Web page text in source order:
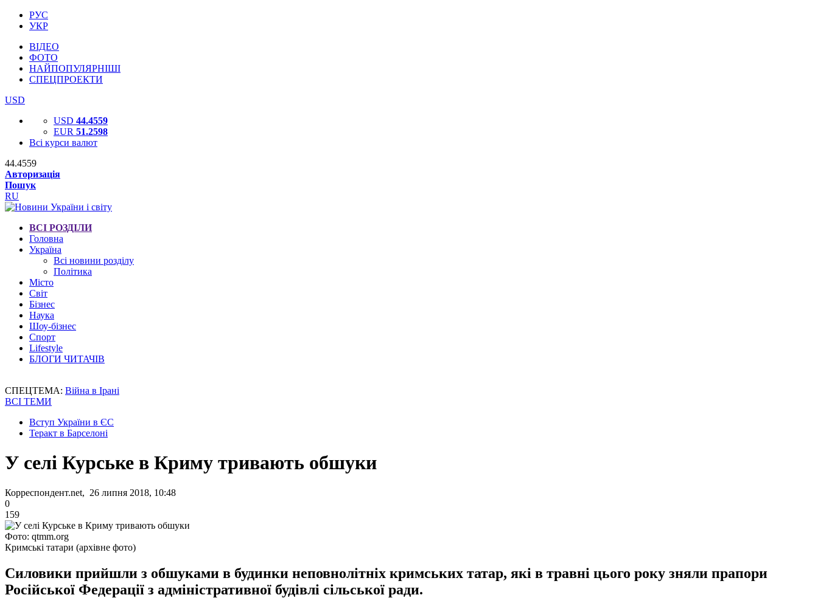
РУС
УКР
ВІДЕО
ФОТО
НАЙПОПУЛЯРНІШІ
СПЕЦПРОЕКТИ
USD
USD 44.4559
EUR 51.2598
Всі курси валют
44.4559
Авторизація
Пошук
RU
ВСІ РОЗДІЛИ
Головна
Україна
Всі новини розділу
Політика
Місто
Світ
Бізнес
Наука
Шоу-бізнес
Спорт
Lifestyle
БЛОГИ ЧИТАЧІВ
СПЕЦТЕМА: Війна в Ірані
ВСІ ТЕМИ
Вступ України в ЄС
Теракт в Барселоні
У селі Курське в Криму тривають обшуки
Корреспондент.net, 26 липня 2018, 10:48
0
159
Фото: qtmm.org
Кримські татари (архівне фото)
Силовики прийшли з обшуками в будинки неповнолітніх кримських татар, які в травні цього року зняли прапори
Російської Федерації з адміністративної будівлі сільської ради.